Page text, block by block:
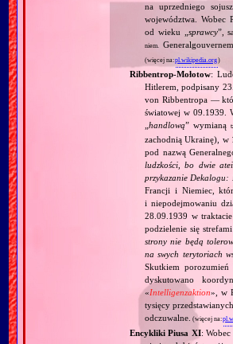
na uprzedniego
województwa. Wobec
od wieku „ sprawcy”,
niem.
(więcej na:pl.wikipedia.org)
Ribbentrop‐Mołotow:
Hitlerem, podpisany
von Ribbentropa —
światowej w 09.1939.
„handlową” wymianą
zachodnią Ukrainę), w
pod nazwą
ludzkości, bo dwie
przykazanie Dekalogu:
Francji i Niemiec,
i niepodejmowaniu
28.09.1939 w traktacie
podzielenie się
strony nie będą
na swych terytoriach
Skutkiem
dyskutowano
«Intelligenzaktion», w
tysięcy
odczuwalne. (więcej na:
Encykliki Piusa XI: